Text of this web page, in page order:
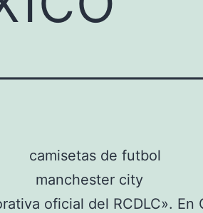
oficial del RCDLC». En